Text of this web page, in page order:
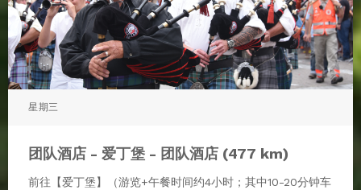
星期三
团队酒店 - 爱丁堡 - 团队酒店 (477 km)
前往【爱丁堡】（游览+午餐时间约4小时；其中10-20分钟车